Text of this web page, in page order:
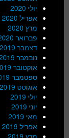
יולי 2020
אפריל 2020
מרץ 2020
פברואר 2020
דצמבר 2019
נובמבר 2019
אוקטובר 2019
ספטמבר 2019
אוגוסט 2019
יולי 2019
יוני 2019
מאי 2019
אפריל 2019
מרץ 2019